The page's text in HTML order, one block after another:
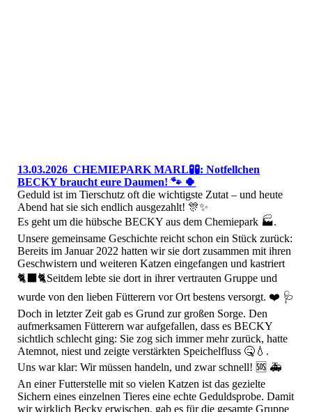
13.03.2026 CHEMIEPARK MARL🧪🧪: Notfellchen
BECKY braucht eure Daumen! 🐾 🍀
​Geduld ist im Tierschutz oft die wichtigste Zutat – und heute
Abend hat sie sich endlich ausgezahlt! 🎊✨
​Es geht um die hübsche BECKY aus dem Chemiepark 🏭.
Unsere gemeinsame Geschichte reicht schon ein Stück zurück:
Bereits im Januar 2022 hatten wir sie dort zusammen mit ihren
Geschwistern und weiteren Katzen eingefangen und kastriert
🐈‍⬛🐈Seitdem lebte sie dort in ihrer vertrauten Gruppe und
wurde von den lieben Fütterern vor Ort bestens versorgt. ❤️ 🩺
​Doch in letzter Zeit gab es Grund zur großen Sorge. Den
aufmerksamen Fütterern war aufgefallen, dass es BECKY
sichtlich schlecht ging: Sie zog sich immer mehr zurück, hatte
Atemnot, niest und zeigte verstärkten Speichelfluss 🤒💧.
Uns war klar: Wir müssen handeln, und zwar schnell! 🆘 🚑
An einer Futterstelle mit so vielen Katzen ist das gezielte
Sichern eines einzelnen Tieres eine echte Geduldsprobe. Damit
wir wirklich Becky erwischen, gab es für die gesamte Gruppe